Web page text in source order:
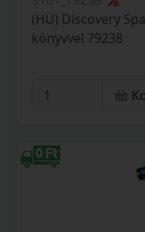
(HU) Discovery
könyvvel 79238